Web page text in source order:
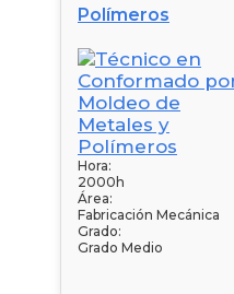
Polímeros
Hora:
2000h
Área:
Fabricación Mecánica
Grado:
Grado Medio